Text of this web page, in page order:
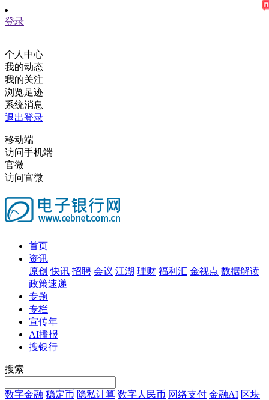
登录
个人中心
我的动态
我的关注
浏览足迹
系统消息
退出登录
移动端
访问手机端
官微
访问官微
首页
资讯
原创 快讯 招聘 会议 江湖 理财 福利汇 金视点 数据解读
政策速递
专题
专栏
宣传年
AI播报
搜银行
搜索
数字金融 稳定币 隐私计算 数字人民币 网络支付 金融AI 区块